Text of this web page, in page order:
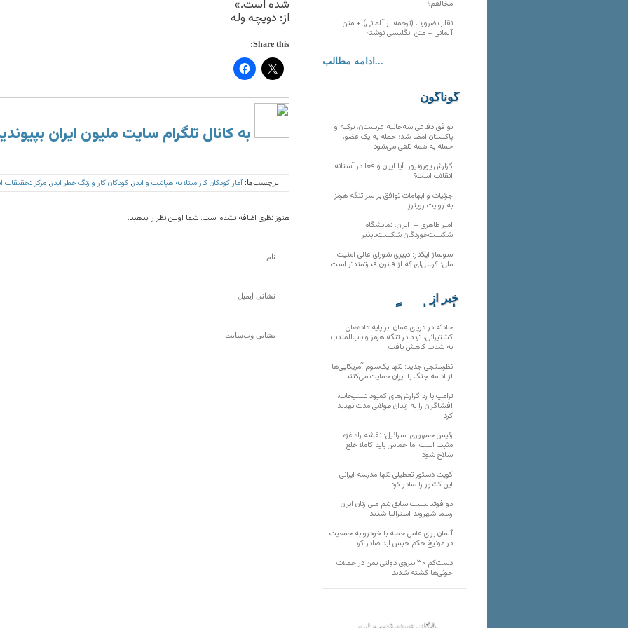
شده است.»
از: دويچه وله
Share this:
به کانال تلگرام سایت ملیون ایران
برچسب‌ها:آمار کودکان کار مبتلا به هپاتیت و ایدز کودکان کار و زنگ خطر ایدز مرکز تحقیقات
هنوز نظری اضافه نشده است. شما اولین نظر را بدهید.
مخالفم؟
نقاب ضرورت (ترجمه از آلمانی) + متن
آلمانی + متن انگلیسی نوشته
ادامه مطالب...
گوناگون
توافق دفاعی سه‌جانبه عربستان، ترکیه و
پاکستان امضا شد؛ حمله به یک عضو،
حمله به همه تلقی می‌شود
گزارش یورونیوز؛ آیا ایران واقعا در آستانه
انقلاب است؟
جزئیات و ابهامات توافق بر سر تنگه هرمز
به روایت رویترز
امیر طاهری – ایران: نمایشگاه
شکست‌خوردگان شکست‌ناپذیر
سولماز ایکدر: دبیری شورای عالی امنیت
ملی؛ کرسی‌ای که از قانون قدرتمندتر است
خبر از
تارنماهای دیگر
حادثه در دریای عمان؛ بر پایه داده‌های
کشتیرانی، تردد در تنگه هرمز و باب‌المندب
به شدت کاهش یافت
نظرسنجی جدید: تنها یک‌سوم آمریکایی‌ها
از ادامه جنگ با ایران حمایت می‌کنند
ترامپ با رد گزارش‌های کمبود تسلیحات،
افشاگران را به زندان طولانی مدت تهدید
کرد
رئیس‌ جمهوری اسرائیل: نقشه راه غزه
مثبت است اما حماس باید کاملا خلع
سلاح شود
کویت دستور تعطیلی تنها مدرسه ایرانی
این کشور را صادر کرد
دو فوتبالیست سابق تیم ملی زنان ایران
رسما شهروند استرالیا شدند
آلمان برای عامل حمله با خودرو به جمعیت
در مونیخ حکم حبس ابد صادر کرد
دست‌کم ۳۰ نیروی دولتی یمن در حملات
حوثی‌ها کشته شدند
بایگانی نسخه قدیم سایت